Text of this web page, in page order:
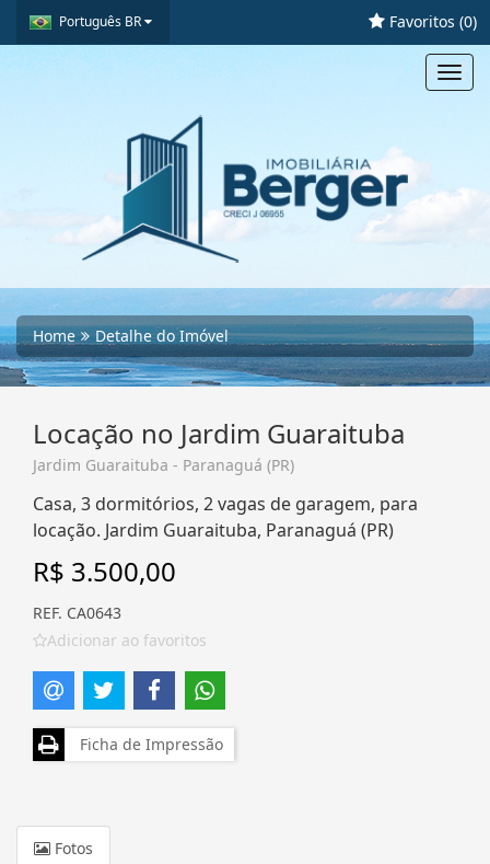
Português BR Favoritos (0)
Home Detalhe do Imóvel
Locação no Jardim Guaraituba
Jardim Guaraituba - Paranaguá (PR)
Casa, 3 dormitórios, 2 vagas de garagem, para
locação. Jardim Guaraituba, Paranaguá (PR)
R$ 3.500,00
REF. CA0643
Adicionar ao favoritos
Ficha de Impressão
Fotos